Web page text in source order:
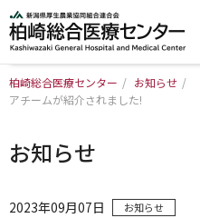
トップページ
病院について
診療科・部門のご案内
柏崎総合医療センター / お知らせ /
アチームが紹介されました!
お知らせ
2023年09月07日 お知らせ